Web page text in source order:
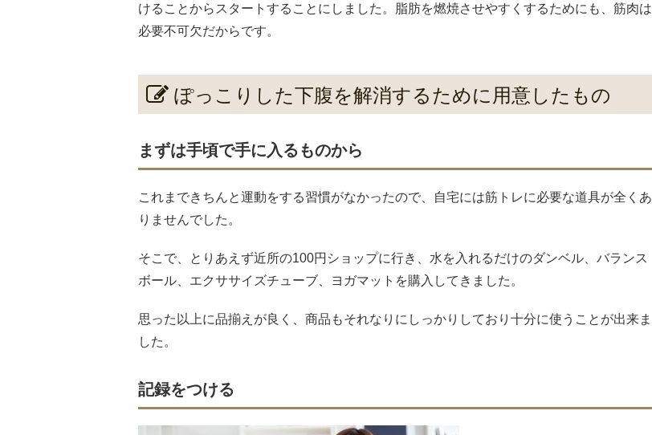
けることからスタートすることにしました。脂肪を燃焼させやすくするためにも、筋肉は
必要不可欠だからです。
ぽっこりした下腹を解消するために用意したもの
まずは手頃で手に入るものから
これまできちんと運動をする習慣がなかったので、自宅には筋トレに必要な道具が全くあ
りませんでした。
そこで、とりあえず近所の100円ショップに行き、水を入れるだけのダンベル、バランス
ボール、エクササイズチューブ、ヨガマットを購入してきました。
思った以上に品揃えが良く、商品もそれなりにしっかりしており十分に使うことが出来ま
した。
記録をつける